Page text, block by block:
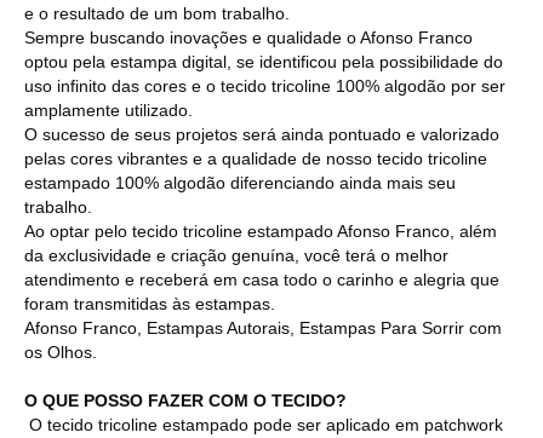
e o resultado de um bom trabalho.
Sempre buscando inovações e qualidade o Afonso Franco
optou pela estampa digital, se identificou pela possibilidade do
uso infinito das cores e o tecido tricoline 100% algodão por ser
amplamente utilizado.
O sucesso de seus projetos será ainda pontuado e valorizado
pelas cores vibrantes e a qualidade de nosso tecido tricoline
estampado 100% algodão diferenciando ainda mais seu
trabalho.
Ao optar pelo tecido tricoline estampado Afonso Franco, além
da exclusividade e criação genuína, você terá o melhor
atendimento e receberá em casa todo o carinho e alegria que
foram transmitidas às estampas.
Afonso Franco, Estampas Autorais, Estampas Para Sorrir com
os Olhos.
O QUE POSSO FAZER COM O TECIDO?
O tecido tricoline estampado pode ser aplicado em patchwork